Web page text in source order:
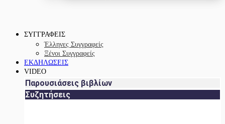
ΣΥΓΓΡΑΦΕΙΣ
Έλληνες Συγγραφείς
Ξένοι Συγγραφείς
ΕΚΔΗΛΩΣΕΙΣ
VIDEO
Παρουσιάσεις βιβλίων
Συζητήσεις